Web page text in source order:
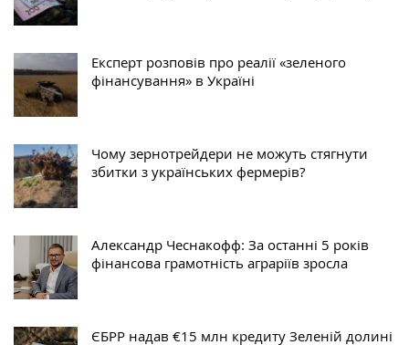
Експерт розповів про реалії «зеленого
фінансування» в Україні
Чому зернотрейдери не можуть стягнути
збитки з українських фермерів?
Александр Чеснакофф: За останні 5 років
фінансова грамотність аграріїв зросла
ЄБРР надав €15 млн кредиту Зеленій долині